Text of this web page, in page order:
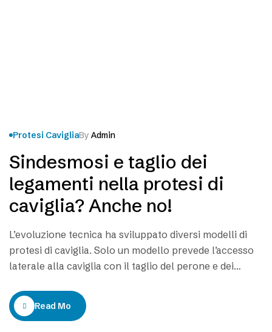
Protesi CavigliaBy Admin
Sindesmosi e taglio dei
legamenti nella protesi di
caviglia? Anche no!
L’evoluzione tecnica ha sviluppato diversi modelli di
protesi di caviglia. Solo un modello prevede l’accesso
laterale alla caviglia con il taglio del perone e dei
caratteristiche delle vie d’accesso e le caratteristiche
delle diverse protesi, allo scopo di evitare la instabilità.
Read More